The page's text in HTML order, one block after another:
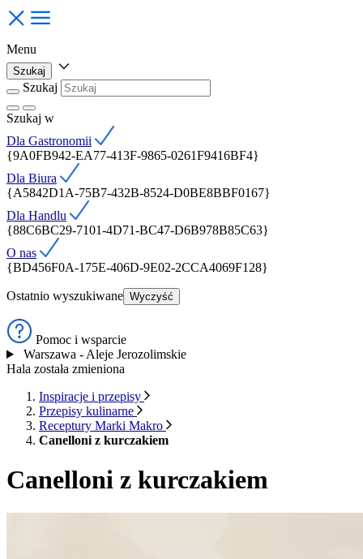
Menu
Szukaj
Szukaj
Szukaj w
Dla Gastronomii
{9A0FB942-EA77-413F-9865-0261F9416BF4}
Dla Biura
{A5842D1A-75B7-432B-8524-D0BE8BBF0167}
Dla Handlu
{88C6BC29-7101-4D71-BC47-D6B978B85C63}
O nas
{BD456F0A-175E-406D-9E02-2CCA4069F128}
Ostatnio wyszukiwane Wyczyść
Pomoc i wsparcie
Warszawa - Aleje Jerozolimskie
Hala została zmieniona
Inspiracje i przepisy
Przepisy kulinarne
Receptury Marki Makro
Canelloni z kurczakiem
Canelloni z kurczakiem